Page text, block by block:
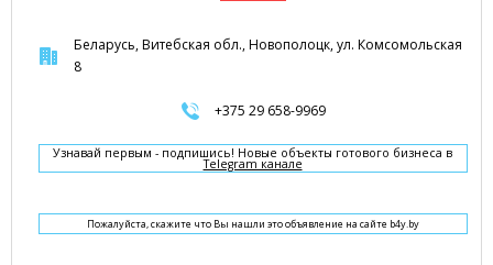
Беларусь, Витебская обл., Новополоцк, ул. Комсомольская
8
+375 29 658-9969
Узнавай первым - подпишись! Новые объекты готового бизнеса в
Telegram канале
Пожалуйста, скажите что Вы нашли это объявление на сайте b4y.by